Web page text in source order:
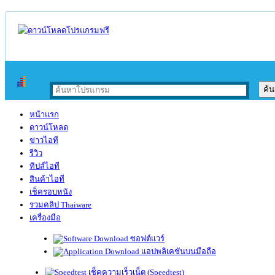
หน้าแรก
ดาวน์โหลด
ข่าวไอที
รีวิว
ทิปส์ไอที
สินค้าไอที
เช็ครอบหนัง
รวมคลิป Thaiware
เครื่องมือ
ซอฟต์แวร์
แอปพลิเคชันบนมือถือ
เช็คความเร็วเน็ต (Speedtest)